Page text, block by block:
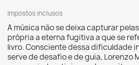
Impostos inclusos
A música não se deixa capturar
própria a eterna fugitiva a que se
livro. Consciente dessa dificuldade
serve de desafio e de guia, Lorenzo